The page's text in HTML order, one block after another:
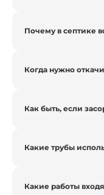
Почему в септике
Когда нужно
Как быть, если
Какие трубы
Какие работы